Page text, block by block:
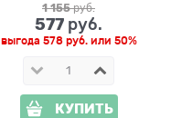
1 155 руб.
577 руб.
выгода 578 руб.или 50%
КУПИТЬ